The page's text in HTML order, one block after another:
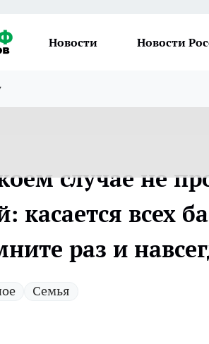
Новости Новости
случае не
касается всех
раз и
Семья